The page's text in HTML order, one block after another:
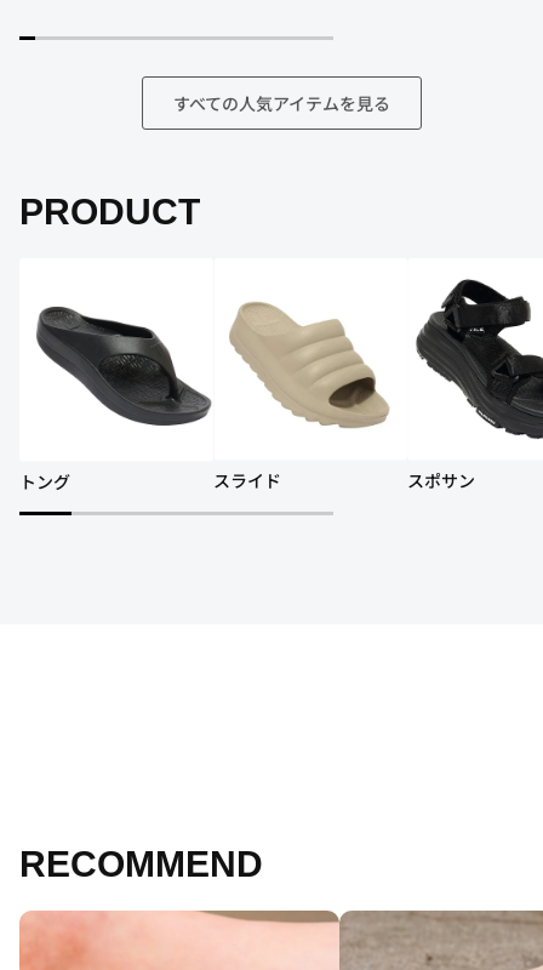
すべての人気アイテムを見る
PRODUCT
トング スライド スポサン
RECOMMEND